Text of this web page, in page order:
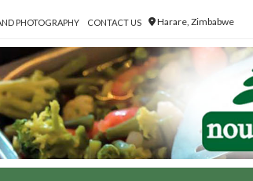
PHOTOGRAPHY CONTACT US Harare, Zimbabwe